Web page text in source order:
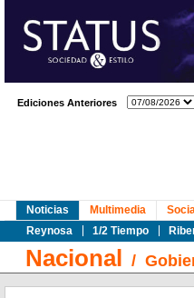
Ediciones Anteriores
Noticias
Reynosa
1/2 Tiempo
Multimedia
Nacional /